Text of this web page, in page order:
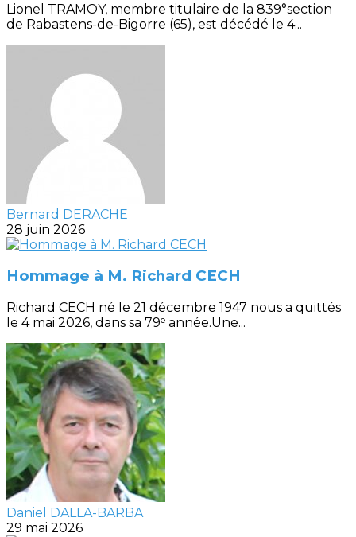
Lionel TRAMOY, membre titulaire de la 839°section
de Rabastens-de-Bigorre (65), est décédé le 4...
Bernard DERACHE
28 juin 2026
Hommage à M. Richard CECH
Richard CECH né le 21 décembre 1947 nous a quittés
le 4 mai 2026, dans sa 79ᵉ année.Une...
Daniel DALLA-BARBA
29 mai 2026